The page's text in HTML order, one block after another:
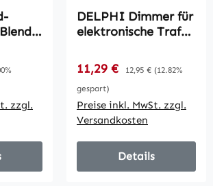
Preis:
zzgl.
DELPHI Dimmer für
elektronische Trafos
Rahmen, UP, weiß
Verkaufspreis:
11,29 € Regulärer Preis:
12,95 € (12.82%
gespart)
Preise inkl. MwSt. zzgl.
Versandkosten
Details